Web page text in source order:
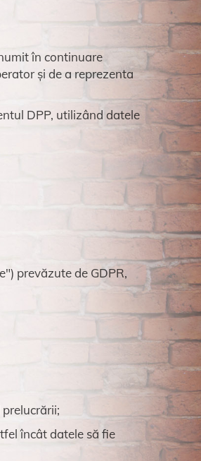
în continuare
și de a reprezenta
DPP, utilizând datele
prevăzute de GDPR,
încât datele să fie